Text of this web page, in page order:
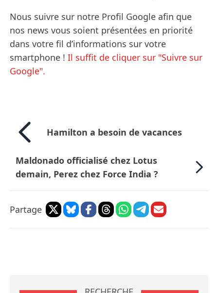
Nous suivre sur notre Profil Google afin que
nos news vous soient présentées en priorité
dans votre fil d’informations sur votre
smartphone ! Il suffit de cliquer sur "Suivre sur
Google".
Hamilton a besoin de vacances
Maldonado officialisé chez Lotus
demain, Perez chez Force India ?
Partage